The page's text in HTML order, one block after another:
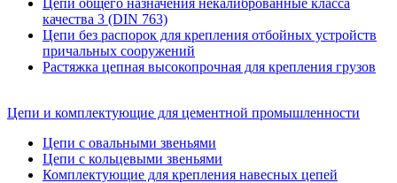
Цепи общего назначения некалиброванные класса
качества 3 (DIN 763)
Цепи без распорок для крепления отбойных устройств
причальных сооружений
Растяжка цепная высокопрочная для крепления грузов
Цепи и комплектующие для цементной промышленности
Цепи с овальными звеньями
Цепи с кольцевыми звеньями
Комплектующие для крепления навесных цепей